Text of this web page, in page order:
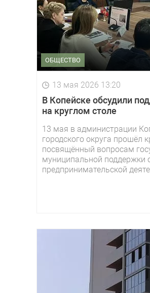
ОБЩЕСТВО
13 мая 2026 13:20
В Копейске обсудили
на круглом столе
13 мая в администрации
городского округа прошёл
посвящённый вопросам
муниципальной поддержки
предпринимательской